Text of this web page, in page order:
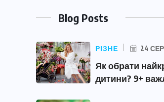
Blog Posts
РІЗНЕ 24
Як обрати
дитини? 9+